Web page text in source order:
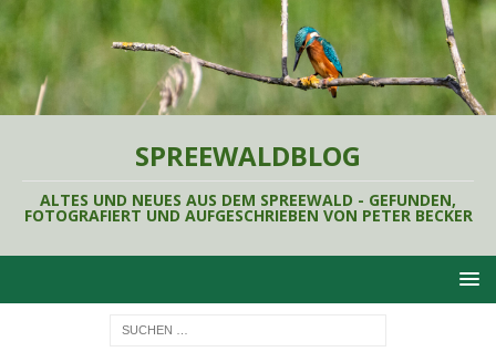
SPREEWALDBLOG
ALTES UND NEUES AUS DEM SPREEWALD - GEFUNDEN,
FOTOGRAFIERT UND AUFGESCHRIEBEN VON PETER BECKER